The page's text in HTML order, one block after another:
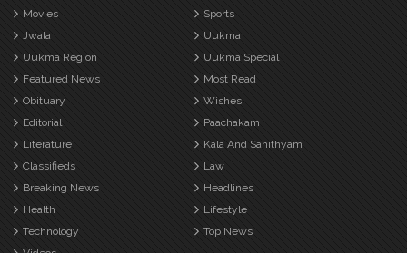
Movies
Sports
Jwala
Uukma
Uukma Region
Uukma Special
Featured News
Most Read
Obituary
Wishes
Editorial
Paachakam
Literature
Kala And Sahithyam
Classifieds
Law
Breaking News
Headlines
Health
Lifestyle
Technology
Top News